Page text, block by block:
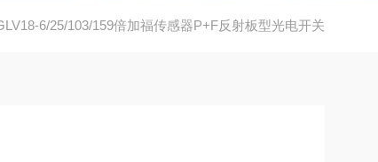
6/25/103/159倍加福传感器P+F反射板型光电开关